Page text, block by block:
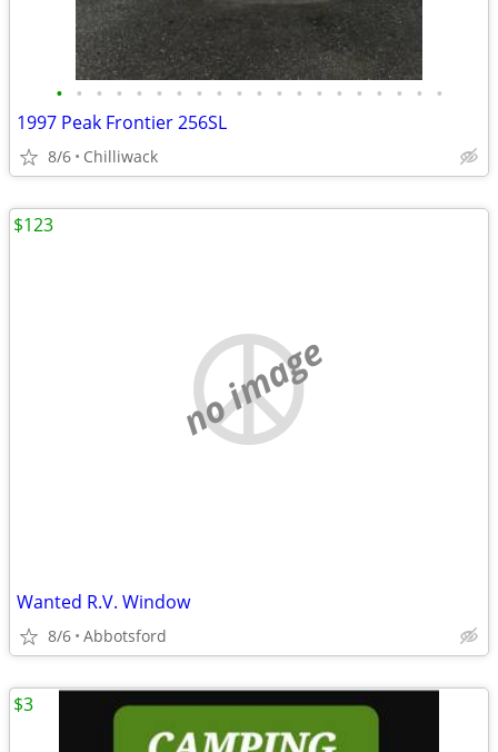
• • • • • • • • • • • • • • • • • • • •
1997 Peak Frontier 256SL
8/6 Chilliwack
no image
Wanted R.V. Window
8/6 Abbotsford
$123
$3